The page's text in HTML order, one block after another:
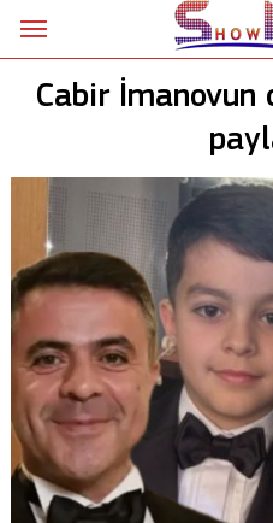
Siyasət
Kriminal
Şou
Astrologiya
Hadisə
İdman
Cabir İmanovun